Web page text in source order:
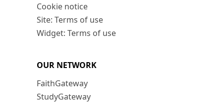
Cookie notice
Site: Terms of use
Widget: Terms of use
OUR NETWORK
FaithGateway
StudyGateway